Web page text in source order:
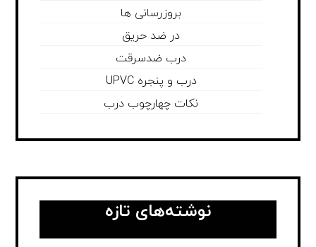
بروزرسانی ها
در ضد حریق
درب ضدسرقت
درب و پنجره UPVC
نکات چهارچوب درب
نوشته‌های تازه